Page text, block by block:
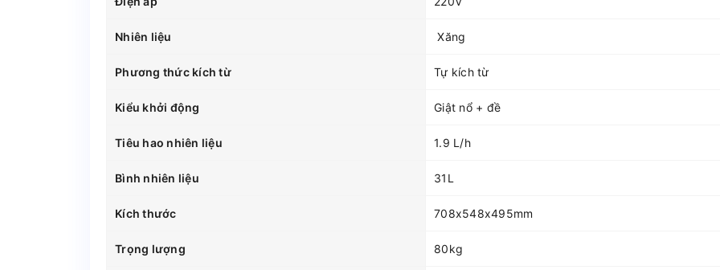
Nhiên liệu Xăng
Phương thức kích từ Tự kích từ
Kiểu khởi động Giật nổ + đề
Tiêu hao nhiên liệu 1.9 L/h
Bình nhiên liệu 31L
Kích thước 708x548x495mm
Trọng lượng 80kg